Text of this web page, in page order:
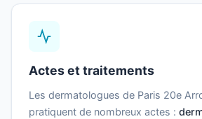
Actes et traitements
Les dermatologues de Paris 20e
pratiquent de nombreux actes :